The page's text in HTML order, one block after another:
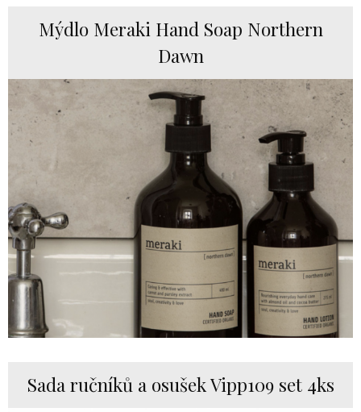
Mýdlo Meraki Hand Soap Northern
Dawn
Sada ručníků a osušek Vipp109 set 4ks